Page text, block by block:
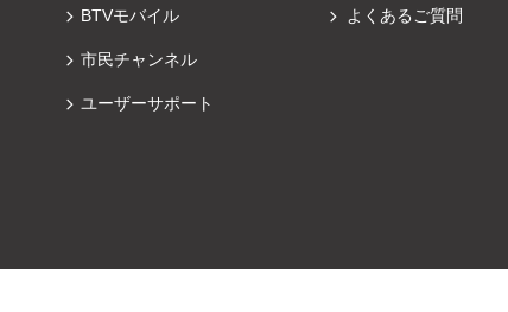
BTVモバイル
市民チャンネル
ユーザーサポート
よくあるご質問